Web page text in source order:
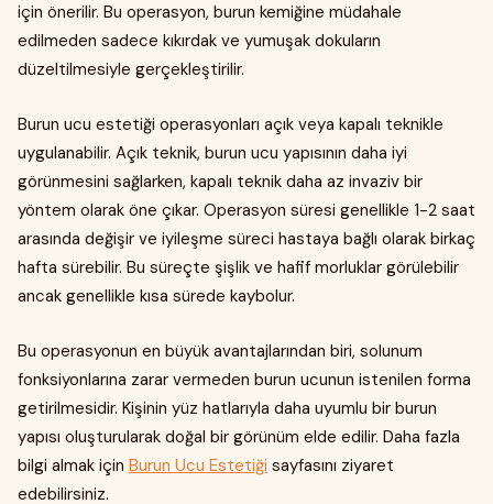
için önerilir. Bu operasyon, burun kemiğine müdahale
edilmeden sadece kıkırdak ve yumuşak dokuların
düzeltilmesiyle gerçekleştirilir.
Burun ucu estetiği operasyonları açık veya kapalı teknikle
uygulanabilir. Açık teknik, burun ucu yapısının daha iyi
görünmesini sağlarken, kapalı teknik daha az invaziv bir
yöntem olarak öne çıkar. Operasyon süresi genellikle 1-2 saat
arasında değişir ve iyileşme süreci hastaya bağlı olarak birkaç
hafta sürebilir. Bu süreçte şişlik ve hafif morluklar görülebilir
ancak genellikle kısa sürede kaybolur.
Bu operasyonun en büyük avantajlarından biri, solunum
fonksiyonlarına zarar vermeden burun ucunun istenilen forma
getirilmesidir. Kişinin yüz hatlarıyla daha uyumlu bir burun
yapısı oluşturularak doğal bir görünüm elde edilir. Daha fazla
bilgi almak için Burun Ucu Estetiği sayfasını ziyaret
edebilirsiniz.